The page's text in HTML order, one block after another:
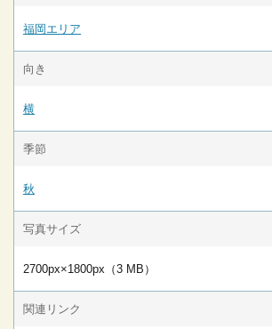
福岡エリア
向き
横
季節
秋
写真サイズ
2700px×1800px（3 MB）
関連リンク